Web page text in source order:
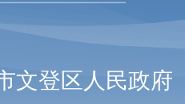
文登区人民政府